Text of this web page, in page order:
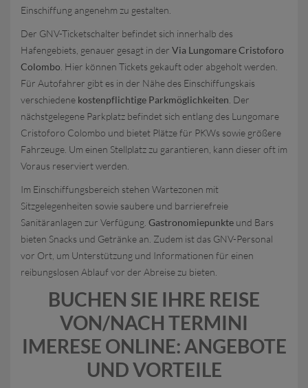
Einschiffung angenehm zu gestalten.
Der GNV-Ticketschalter befindet sich innerhalb des
Hafengebiets, genauer gesagt in der Via Lungomare Cristoforo
Colombo . Hier können Tickets gekauft oder abgeholt werden.
Für Autofahrer gibt es in der Nähe des Einschiffungskais
verschiedene kostenpflichtige Parkmöglichkeiten . Der
nächstgelegene Parkplatz befindet sich entlang des Lungomare
Cristoforo Colombo und bietet Plätze für PKWs sowie größere
Fahrzeuge. Um einen Stellplatz zu garantieren, kann dieser oft im
Voraus reserviert werden.
Im Einschiffungsbereich stehen Wartezonen mit
Sitzgelegenheiten sowie saubere und barrierefreie
Sanitäranlagen zur Verfügung. Gastronomiepunkte und Bars
bieten Snacks und Getränke an. Zudem ist das GNV-Personal
vor Ort, um Unterstützung und Informationen für einen
reibungslosen Ablauf vor der Abreise zu bieten.
BUCHEN SIE IHRE REISE
VON/NACH TERMINI
IMERESE ONLINE: ANGEBOTE
UND VORTEILE